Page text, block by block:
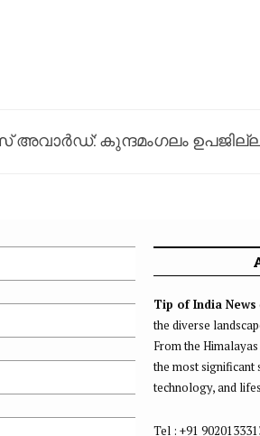
അവാർഡ്: കുന്ദമംഗലം
Tip of India News
the diverse
From the
the most significant
technology, and
Tel : +91